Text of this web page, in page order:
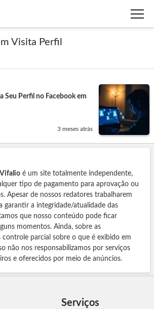
Visita Perfil
Seu Perfil no Facebook em
3 meses atrás
Vifalio é um site totalmente independente,
tipo de pagamento para aprovação ou
Apesar de nossos redatores trabalharem
garantir a integridade/atualidade das
que nosso conteúdo pode ficar
momentos. Ainda, sobre as
controle parcial sobre o que é exibido em
não nos responsabilizamos por serviços
e oferecidos por meio de anúncios.
Serviços